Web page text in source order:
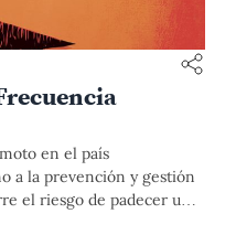
en el país
a la prevención y gestión
el riesgo de padecer un
en pie: ¿qué se está